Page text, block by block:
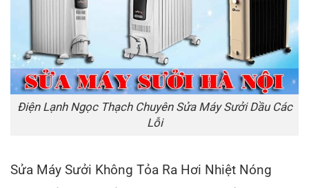
Điện Lạnh Ngọc Thạch Chuyên Sửa Máy Sưởi Dầu Các
Lỗi
Sửa Máy Sưởi Không Tỏa Ra Hơi Nhiệt Nóng